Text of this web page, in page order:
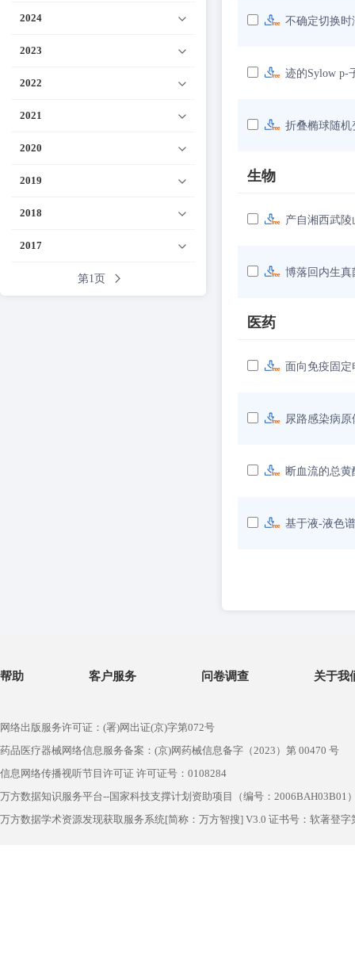
2024
2023
2022
2021
2020
2019
2018
2017
第1页
不确定切换
迹的Sylow p-
折叠椭球随
生物
产自湘西武
博落回内生真
医药
面向免疫固
尿路感染病原
断血流的总
基于液-液色
帮助 客户服务 问卷调查 关于我
网络出版服务许可证：(署)网出证(京)字第072号
药品医疗器械网络信息服务备案：(京)网药械信息备字（2023）第 00470 号
信息网络传播视听节目许可证 许可证号：0108284
万方数据知识服务平台--国家科技支撑计划资助项目（编号：2006BAH03B01
万方数据学术资源发现获取服务系统[简称：万方智搜] V3.0 证书号：软著登字